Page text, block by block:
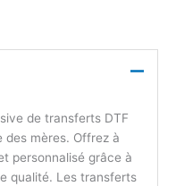
de transferts DTF
des mères. Offrez à
personnalisé grâce à
qualité. Les transferts